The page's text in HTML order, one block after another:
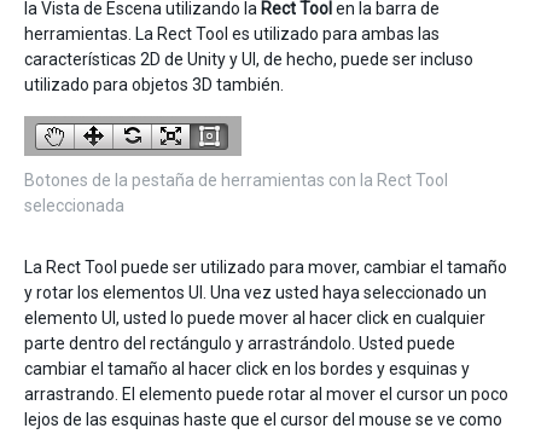
la Vista de Escena utilizando la Rect Tool en la barra de
herramientas. La Rect Tool es utilizado para ambas las
características 2D de Unity y UI, de hecho, puede ser incluso
utilizado para objetos 3D también.
Botones de la pestaña de herramientas con la Rect Tool
seleccionada
La Rect Tool puede ser utilizado para mover, cambiar el tamaño
y rotar los elementos UI. Una vez usted haya seleccionado un
elemento UI, usted lo puede mover al hacer click en cualquier
parte dentro del rectángulo y arrastrándolo. Usted puede
cambiar el tamaño al hacer click en los bordes y esquinas y
arrastrando. El elemento puede rotar al mover el cursor un poco
lejos de las esquinas haste que el cursor del mouse se ve como